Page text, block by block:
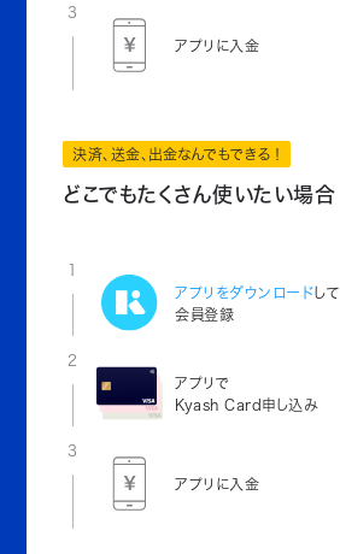
3
アプリに入金
決済、送金、出金なんでもできる！
どこでもたくさん使いたい場合
1
アプリをダウンロードして
会員登録
2
アプリで
Kyash Card申し込み
3
アプリに入金